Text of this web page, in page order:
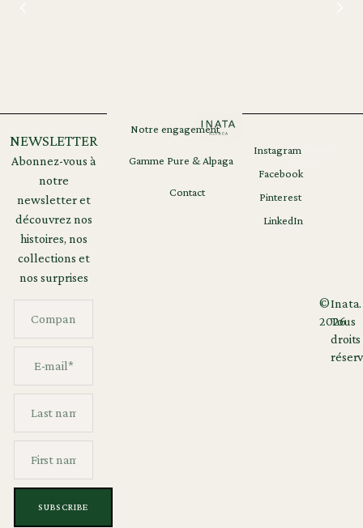
NEWSLETTER
Abonnez-vous à
notre
newsletter et
découvrez nos
histoires, nos
collections et
nos surprises
Notre engagement
Gamme Pure & Alpaga
Contact
©
2026
Inata.
Tous
droits
Instagram
Facebook
Pinterest
LinkedIn
Mentions